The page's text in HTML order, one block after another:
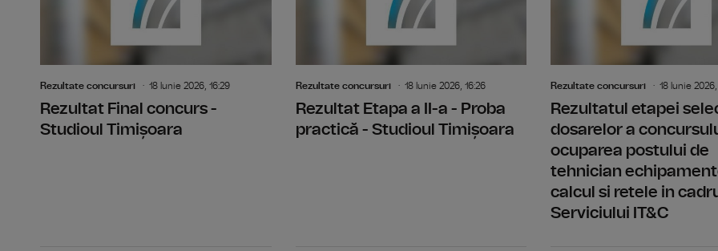
Rezultate concursuri 18 Iunie 2026, 16:29
Rezultat Final concurs -
Studioul Timișoara
Rezultate concursuri 18 Iunie 2026, 16:26
Rezultat Etapa a II-a - Proba
practică - Studioul Timișoara
Rezultate concursuri 18 Iunie 2026,
Rezultatul etapei
dosarelor a
ocuparea postului de
tehnician
calcul si retele in
Serviciului IT&C